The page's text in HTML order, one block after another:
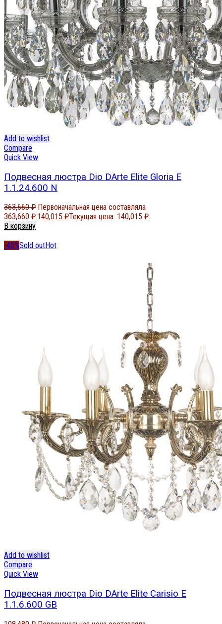
Add to wishlist
Compare
Quick View
Подвесная люстра Dio DArte Elite Gloria E
1.1.24.600 N
363,660₽ Первоначальная цена составляла
363,660 ₽.140,015 ₽Текущая цена: 140,015 ₽.
В корзину
-45%Sold outHot
Add to wishlist
Compare
Quick View
Подвесная люстра Dio DArte Elite Carisio E
1.1.6.600 GB